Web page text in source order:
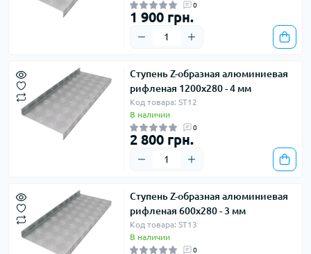
0
1 900 грн.
Ступень Z-образная алюминиевая
рифленая 1200х280 - 4 мм
Код товара: ST12
В наличии
0
2 800 грн.
Ступень Z-образная алюминиевая
рифленая 600х280 - 3 мм
Код товара: ST13
В наличии
0